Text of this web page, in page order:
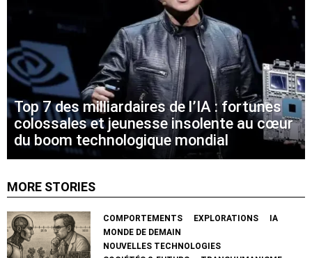
Top 7 des milliardaires de l’IA : fortunes
colossales et jeunesse insolente au cœur
du boom technologique mondial
MORE STORIES
COMPORTEMENTS EXPLORATIONS
IA
MONDE DE DEMAIN
NOUVELLES TECHNOLOGIES